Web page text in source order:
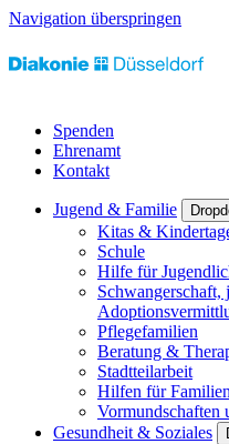
Navigation überspringen
Spenden
Ehrenamt
Kontakt
Jugend & Familie
Kitas &
Schule
Hilfe für
Schwangerschaft,
Pflegefamilien
Beratung &
Stadtteilarbeit
Hilfen für Familien
Vormundschaften
Gesundheit & Soziales